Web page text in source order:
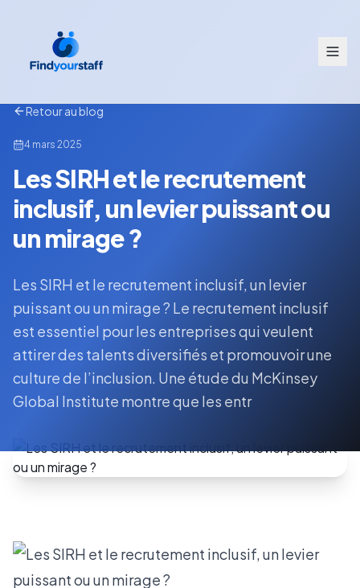
Retour au blog
4 mars 2025
Les SIRH et le recrutement
inclusif, un levier puissant ou
un mirage ?
Les SIRH et le recrutement inclusif, un levier
puissant ou un mirage ? Le recrutement inclusif
est essentiel pour les entreprises qui veulent
attirer des talents diversifiés et promouvoir une
culture de l’inclusion. Une étude du McKinsey
Global Institute montre que les entr